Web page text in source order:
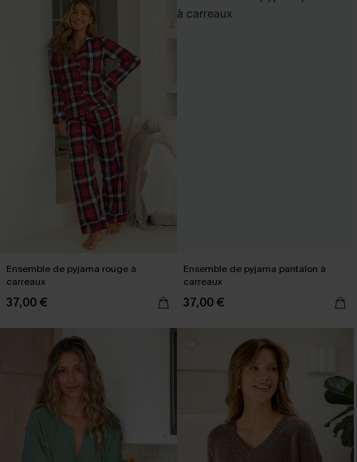
Ensemble de pyjama rouge à
carreaux
37,00 €
Ensemble de pyjama pantalon à
carreaux
37,00 €